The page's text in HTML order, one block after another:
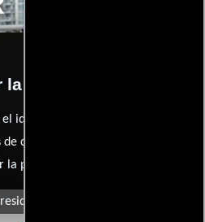
películas Deadpool?
idioma, doblaje o subtítulos que
comprar, alquilar o contratar un
películas.